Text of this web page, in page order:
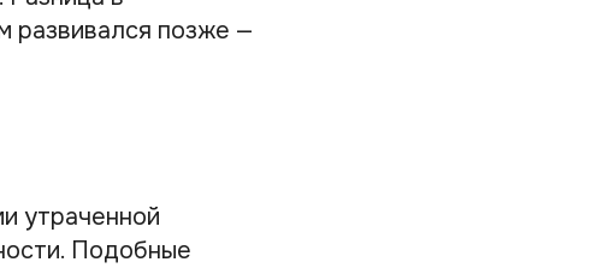
развивался позже —
утраченной
Подобные